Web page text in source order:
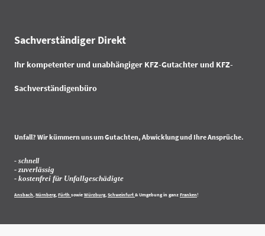
Sachverständiger Direkt
Ihr kompetenter und unabhängiger KFZ-Gutachter und KFZ-
Sachverständigenbüro
Unfall? Wir kümmern uns um Gutachten, Abwicklung und Ihre Ansprüche.
- schnell
- zuverlässig
- kostenfrei für Unfallgeschädigte
Ansbach Nürnberg Fürth sowie Würzburg Schweinfurt & Umgebung in ganz Franken!